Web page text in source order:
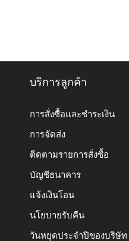
บริการลูกค้า
การสั่งซื้อและชำระเงิน
การจัดส่ง
ติดตามรายการสั่งซื้อ
บัญชีธนาคาร
แจ้งเงินโอน
นโยบายรับคืน
วันหยุดประจำปีของบริษัท